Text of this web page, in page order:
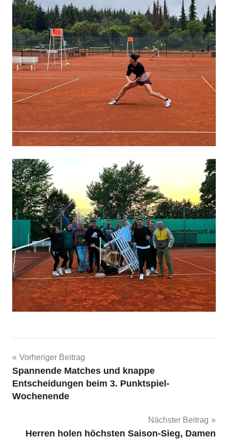
Beitragsnavigation
Vorheriger Beitrag
Spannende Matches und knappe
Entscheidungen beim 3. Punktspiel-
Wochenende
Nächster Beitrag
Herren holen höchsten Saison-Sieg, Damen